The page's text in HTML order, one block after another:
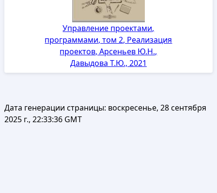
Управление проектами,
программами, том 2, Реализация
проектов, Арсеньев Ю.Н.,
Давыдова Т.Ю., 2021
Дата генерации страницы: воскресенье, 28 сентября
2025 г., 22:33:36 GMT